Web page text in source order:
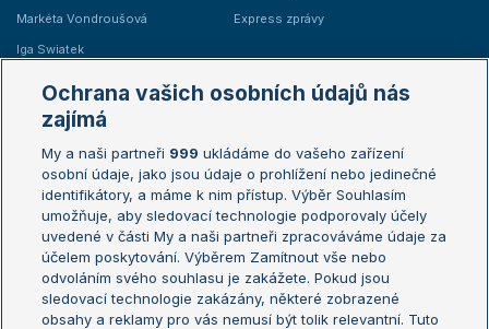
Markéta Vondroušová
Iga Swiatek
Express zprávy
Žebříčky
Žebříček ATP (muži)
Žebříček WTA (ženy)
Sázkařský žebříček
Australian Open
French Open
Wimbledon
US Open
Turnaj mistrů
Turnaj mistryň
Ochrana vašich osobních údajů nás
zajímá
My a naši partneři 999 ukládáme do vašeho zařízení
osobní údaje, jako jsou údaje o prohlížení nebo jedinečné
identifikátory, a máme k nim přístup. Výběr Souhlasím
umožňuje, aby sledovací technologie podporovaly účely
uvedené v části My a naši partneři zpracováváme údaje za
účelem poskytování. Výběrem Zamítnout vše nebo
odvoláním svého souhlasu je zakážete. Pokud jsou
sledovací technologie zakázány, některé zobrazené
obsahy a reklamy pro vás nemusí být tolik relevantní. Tuto